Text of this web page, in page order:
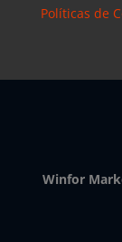
Políticas de
Winfor